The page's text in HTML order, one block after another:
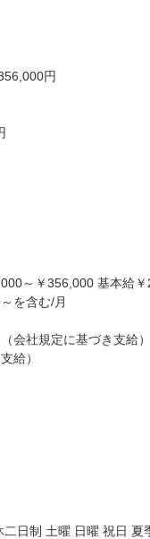
円
～￥356,000 基本給
を含む/月
会社規定に基づき支給
給）
二日制 土曜 日曜 祝日 夏